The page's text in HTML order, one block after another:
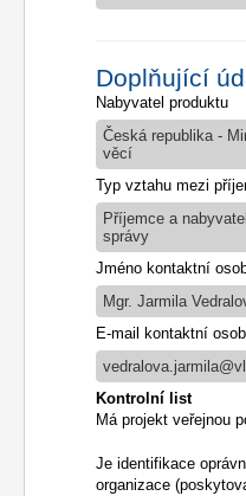
Doplňující
Nabyvatel produktu
Česká republika -
věcí
Typ vztahu mezi
Příjemce a
správy
Jméno kontaktní
Mgr. Jarmila
E-mail kontaktní
Kontrolní list
Má projekt veřejnou
Je identifikace
organizace